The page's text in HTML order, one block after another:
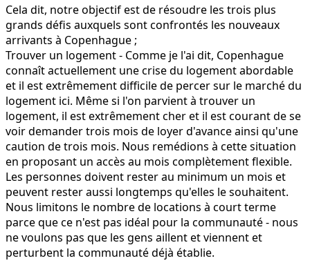
Cela dit, notre objectif est de résoudre les trois plus
grands défis auxquels sont confrontés les nouveaux
arrivants à Copenhague ;
Trouver un logement - Comme je l'ai dit, Copenhague
connaît actuellement une crise du logement abordable
et il est extrêmement difficile de percer sur le marché du
logement ici. Même si l'on parvient à trouver un
logement, il est extrêmement cher et il est courant de se
voir demander trois mois de loyer d'avance ainsi qu'une
caution de trois mois. Nous remédions à cette situation
en proposant un accès au mois complètement flexible.
Les personnes doivent rester au minimum un mois et
peuvent rester aussi longtemps qu'elles le souhaitent.
Nous limitons le nombre de locations à court terme
parce que ce n'est pas idéal pour la communauté - nous
ne voulons pas que les gens aillent et viennent et
perturbent la communauté déjà établie.